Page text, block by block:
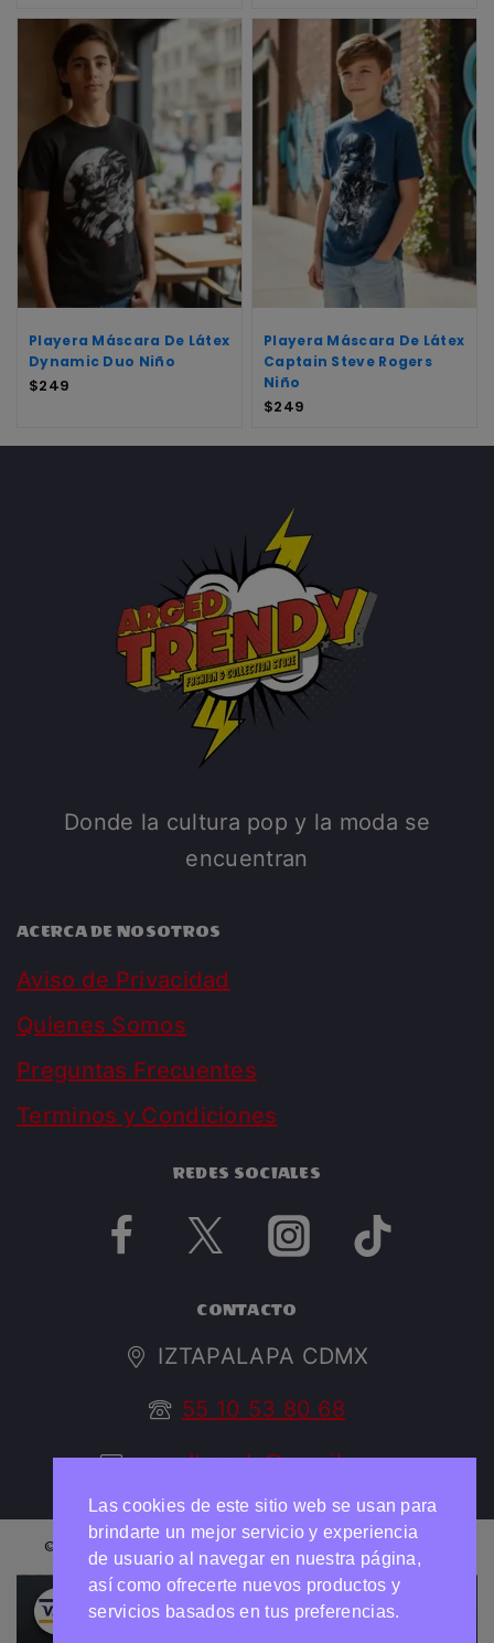
Playera Máscara De Látex
Dynamic Duo Niño
$249
Playera Máscara De Látex
Captain Steve Rogers
Niño
$249
Donde la cultura pop y la moda se
encuentran
ACERCA DE NOSOTROS
Aviso de Privacidad
Quienes Somos
Preguntas Frecuentes
Terminos y Condiciones
REDES SOCIALES
CONTACTO
IZTAPALAPA CDMX
55 10 53 80 68
argedtrendy@gmail.com
© 2026 ARGED TRENDY Todos los derechos reservados
Necesitas ayuda?
Chatea con nosotros
Las cookies de este sitio web se usan para
brindarte un mejor servicio y experiencia
de usuario al navegar en nuestra página,
así como ofrecerte nuevos productos y
servicios basados en tus preferencias.